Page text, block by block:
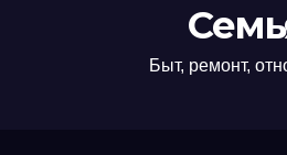
Быт, ремонт,